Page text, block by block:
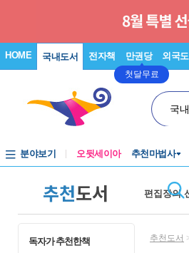
HOME 국내도서 전자책 만권당
첫달무료
외국
국
분야보기 오뒷세이아 추천마법사
추천도서 편집장의
독자가 추천한책 추천도서